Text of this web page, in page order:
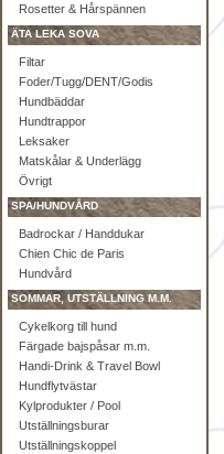
Rosetter & Hårspännen
ÄTA LEKA SOVA
Filtar
Foder/Tugg/DENT/Godis
Hundbäddar
Hundtrappor
Leksaker
Matskålar & Underlägg
Övrigt
SPA/HUNDVÅRD
Badrockar / Handdukar
Chien Chic de Paris
Hundvård
SOMMAR, UTSTÄLLNING M.M.
Cykelkorg till hund
Färgade bajspåsar m.m.
Handi-Drink & Travel Bowl
Hundflytvästar
Kylprodukter / Pool
Utställningsburar
Utställningskoppel